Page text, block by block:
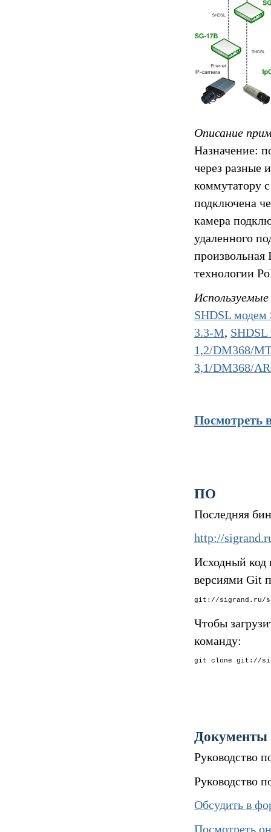
Описание
Назначение:
через разные
коммутатору
подключена
камера
удаленного
произвольная
технологии
SHDSL модем
3.3-M,
1,2/DM368/
3,1/DM368/
Посмотреть
ПО
Последняя
http://
Исходный код
версиями Git
Чтобы
команду:
Документы
Руководство
Руководство
Обсудить в
Посмотреть